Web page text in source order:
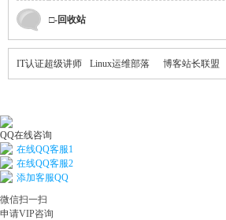
□-回收站
IT认证超级讲师 Linux运维部落 博客站长联盟
QQ在线咨询
在线QQ客服1
在线QQ客服2
添加客服QQ
微信扫一扫
申请VIP咨询